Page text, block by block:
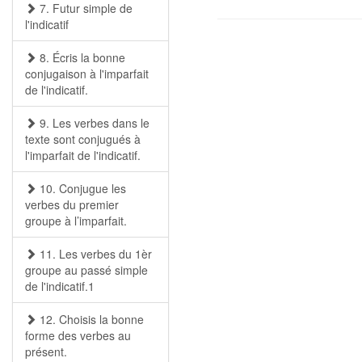
7. Futur simple de
l'indicatif
8. Écris la bonne
conjugaison à l'imparfait
de l'indicatif.
9. Les verbes dans le
texte sont conjugués à
l'imparfait de l'indicatif.
10. Conjugue les
verbes du premier
groupe à l’imparfait.
11. Les verbes du 1èr
groupe au passé simple
de l'indicatif.1
12. Choisis la bonne
forme des verbes au
présent.